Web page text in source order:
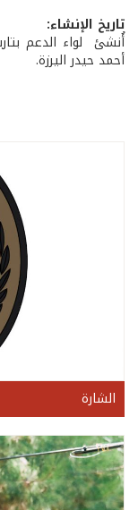
تاريخ الإنشاء:
أحمد حيدر اليرزة.
الشارة